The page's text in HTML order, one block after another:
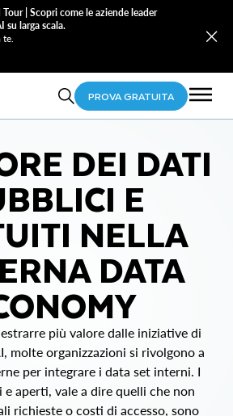
| Scopri come le aziende leader
su larga scala.
te.
PROVA GRATUITA
DEI DATI
E
NELLA
DATA
più valore dalle iniziative di
molte organizzazioni si rivolgono a
per integrare i data set interni. I
aperti, vale a dire quelli che non
richieste o costi di accesso, sono